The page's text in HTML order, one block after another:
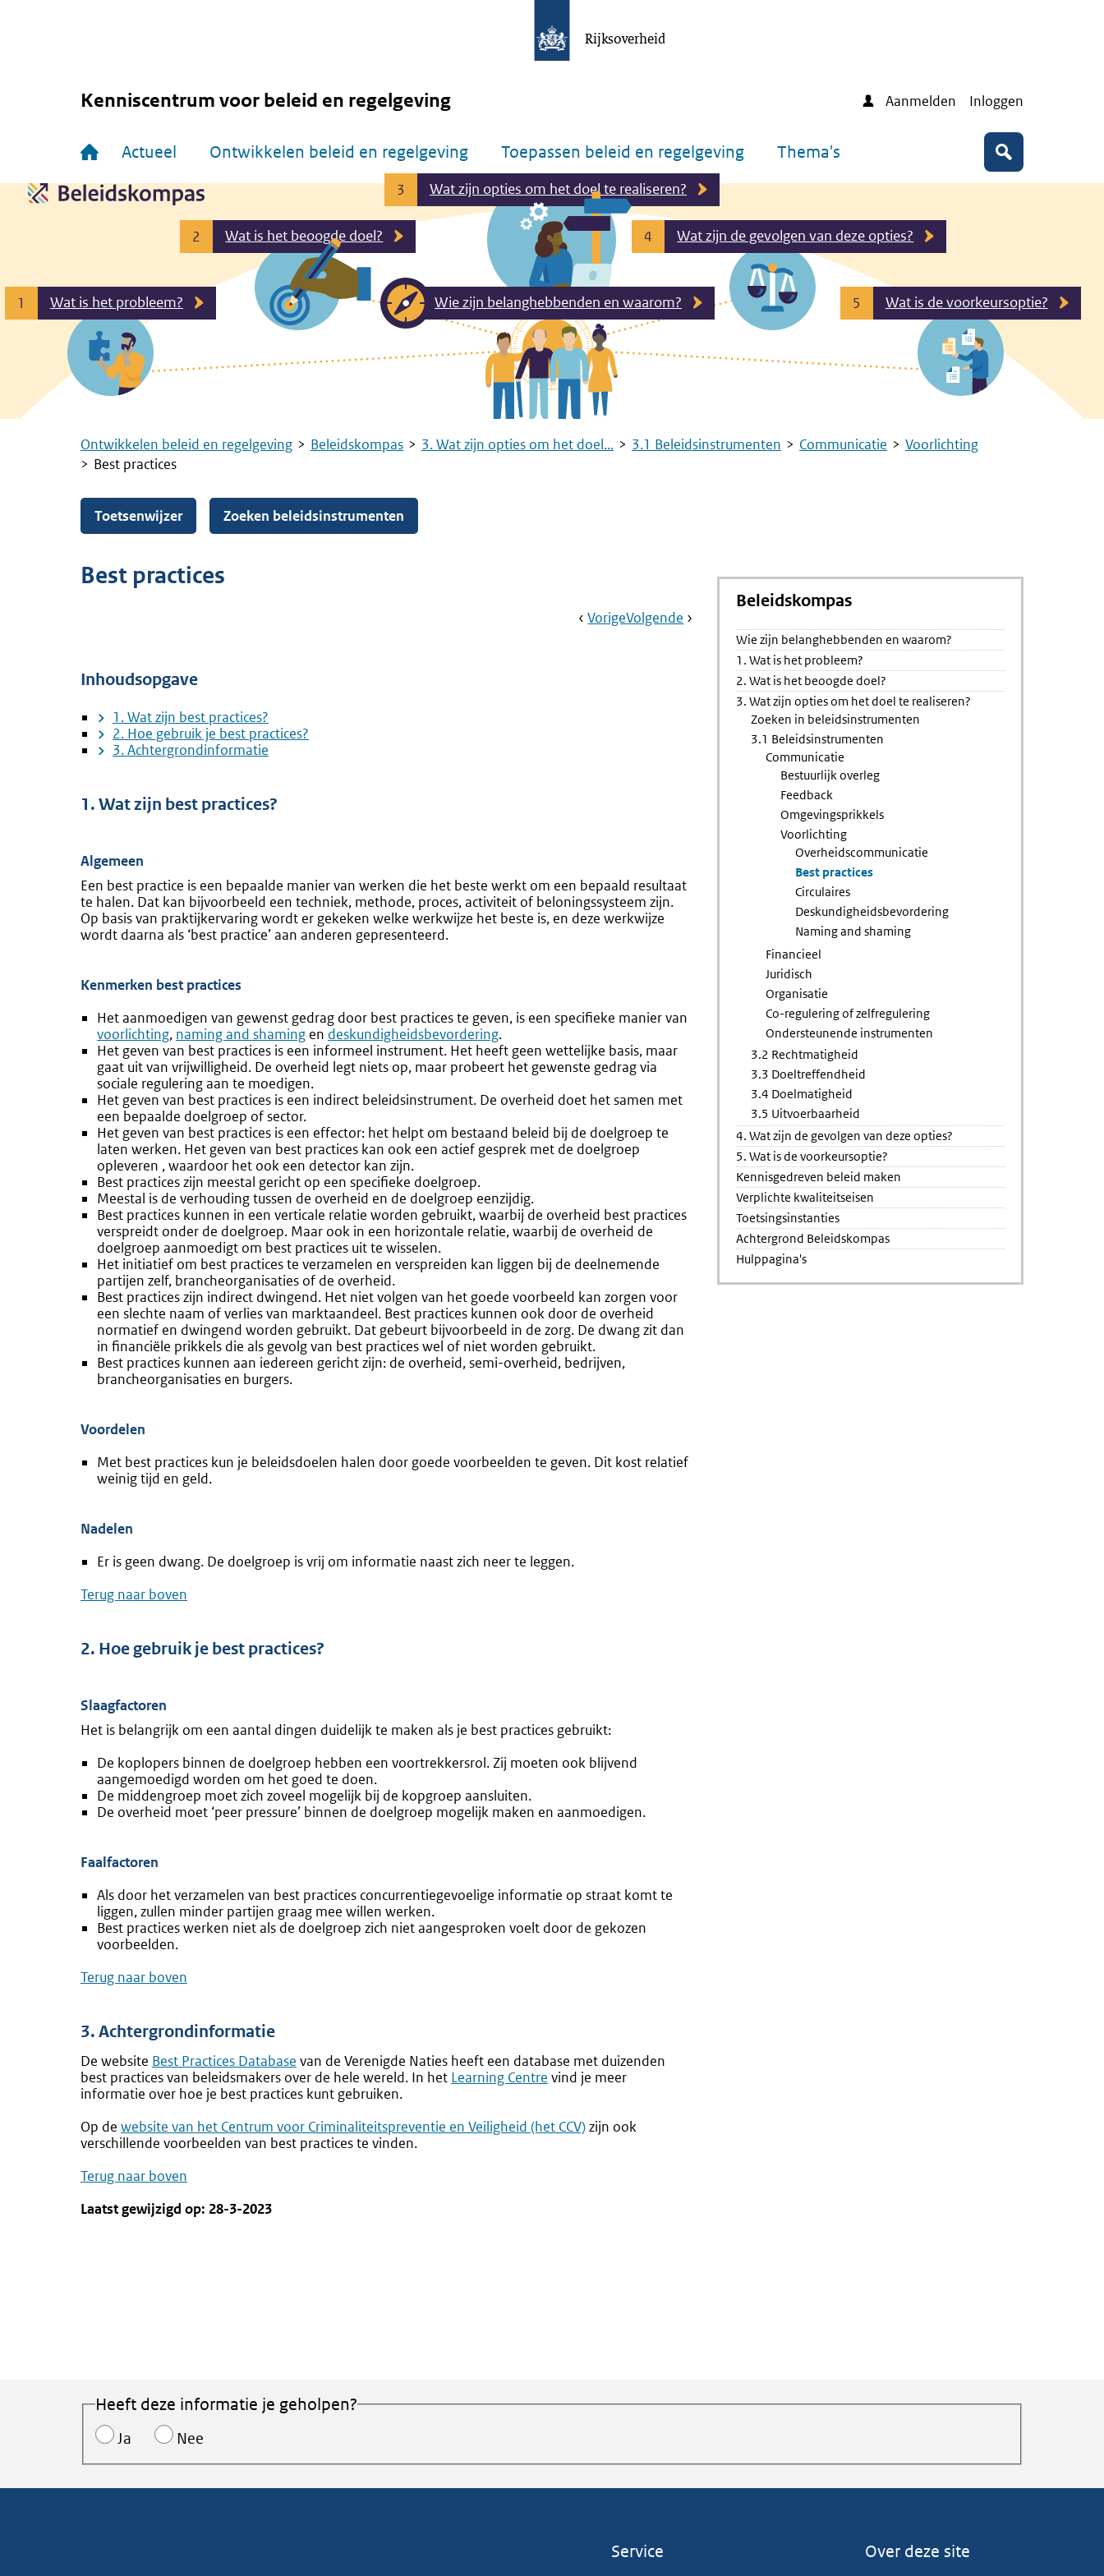
Rijksoverheid
Kenniscentrum voor beleid en regelgeving Aanmelden Inloggen
Actueel Ontwikkelen beleid en regelgeving Toepassen beleid en regelgeving Thema's Zoeken
1 Wat is het probleem?
2 Wat is het beoogde doel?
3 Wat zijn opties om het doel te realiseren?
4 Wat zijn de gevolgen van deze opties?
5 Wat is de voorkeursoptie?
Wie zijn belanghebbenden en waarom?
Kruimelpad
Ontwikkelen beleid en regelgeving Beleidskompas 3. Wat zijn opties om het doel... 3.1 Beleidsinstrumenten Communicatie
Voorlichting
Best practices
Toetsenwijzer Zoeken beleidsinstrumenten
Best practices
Book
Ga
VorigePagina:
Overheidscommunicatie
Ga
Volgende Pagina:
Circulaires
Inhoudsopgave
1. Wat zijn best practices?
2. Hoe gebruik je best practices?
3. Achtergrondinformatie
1. Wat zijn best practices?
Algemeen
Een best practice is een bepaalde manier van werken die het beste werkt om een bepaald resultaat
te halen. Dat kan bijvoorbeeld een techniek, methode, proces, activiteit of beloningssysteem zijn.
Op basis van praktijkervaring wordt er gekeken welke werkwijze het beste is, en deze werkwijze
wordt daarna als ‘best practice’ aan anderen gepresenteerd.
Kenmerken best practices
Het aanmoedigen van gewenst gedrag door best practices te geven, is een specifieke manier van
voorlichting, naming and shaming en deskundigheidsbevordering.
Het geven van best practices is een informeel instrument. Het heeft geen wettelijke basis, maar
gaat uit van vrijwilligheid. De overheid legt niets op, maar probeert het gewenste gedrag via
sociale regulering aan te moedigen.
Het geven van best practices is een indirect beleidsinstrument. De overheid doet het samen met
een bepaalde doelgroep of sector.
Het geven van best practices is een effector: het helpt om bestaand beleid bij de doelgroep te
laten werken. Het geven van best practices kan ook een actief gesprek met de doelgroep
opleveren , waardoor het ook een detector kan zijn.
Best practices zijn meestal gericht op een specifieke doelgroep.
Meestal is de verhouding tussen de overheid en de doelgroep eenzijdig.
Best practices kunnen in een verticale relatie worden gebruikt, waarbij de overheid best practices
verspreidt onder de doelgroep. Maar ook in een horizontale relatie, waarbij de overheid de
doelgroep aanmoedigt om best practices uit te wisselen.
Het initiatief om best practices te verzamelen en verspreiden kan liggen bij de deelnemende
partijen zelf, brancheorganisaties of de overheid.
Best practices zijn indirect dwingend. Het niet volgen van het goede voorbeeld kan zorgen voor
een slechte naam of verlies van marktaandeel. Best practices kunnen ook door de overheid
normatief en dwingend worden gebruikt. Dat gebeurt bijvoorbeeld in de zorg. De dwang zit dan
in financiële prikkels die als gevolg van best practices wel of niet worden gebruikt.
Best practices kunnen aan iedereen gericht zijn: de overheid, semi-overheid, bedrijven,
brancheorganisaties en burgers.
Voordelen
Met best practices kun je beleidsdoelen halen door goede voorbeelden te geven. Dit kost relatief
weinig tijd en geld.
Nadelen
Er is geen dwang. De doelgroep is vrij om informatie naast zich neer te leggen.
Terug naar boven
2. Hoe gebruik je best practices?
Slaagfactoren
Het is belangrijk om een aantal dingen duidelijk te maken als je best practices gebruikt:
De koplopers binnen de doelgroep hebben een voortrekkersrol. Zij moeten ook blijvend
aangemoedigd worden om het goed te doen.
De middengroep moet zich zoveel mogelijk bij de kopgroep aansluiten.
De overheid moet ‘peer pressure’ binnen de doelgroep mogelijk maken en aanmoedigen.
Faalfactoren
Als door het verzamelen van best practices concurrentiegevoelige informatie op straat komt te
liggen, zullen minder partijen graag mee willen werken.
Best practices werken niet als de doelgroep zich niet aangesproken voelt door de gekozen
voorbeelden.
Terug naar boven
3. Achtergrondinformatie
De website Externe
link:
Best Practices Database van de Verenigde Naties heeft een database met duizenden
best practices van beleidsmakers over de hele wereld. In het Externe
Learning Centre vind je meer
informatie over hoe je best practices kunt gebruiken.
Op de Externe
link:
website van het Centrum voor Criminaliteitspreventie en Veiligheid (het CCV)zijn ook
verschillende voorbeelden van best practices te vinden.
Terug naar boven
Laatst gewijzigd op: 28-3-2023
Beleidskompas
Wie zijn belanghebbenden en waarom?
1. Wat is het probleem?
2. Wat is het beoogde doel?
3. Wat zijn opties om het doel te realiseren?
Zoeken in beleidsinstrumenten
3.1 Beleidsinstrumenten
Communicatie
Bestuurlijk overleg
Feedback
Omgevingsprikkels
Voorlichting
Overheidscommunicatie
Best practices
Circulaires
Deskundigheidsbevordering
Naming and shaming
Financieel
Juridisch
Organisatie
Co-regulering of zelfregulering
Ondersteunende instrumenten
3.2 Rechtmatigheid
3.3 Doeltreffendheid
3.4 Doelmatigheid
3.5 Uitvoerbaarheid
4. Wat zijn de gevolgen van deze opties?
5. Wat is de voorkeursoptie?
Kennisgedreven beleid maken
Verplichte kwaliteitseisen
Toetsingsinstanties
Achtergrond Beleidskompas
Hulppagina's
Heeft deze informatie je geholpen?
Ja Nee
Service Over deze site